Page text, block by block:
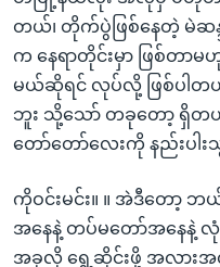
တယ်၊ တိုက်ပွဲဖြစ်နေတဲ့ မဲဆ
က နေရာတိုင်းမှာ ဖြစ်တ
မယ်ဆိုရင် လုပ်လို့ ဖြစ်ပါတ
ဘူး သို့သော် တခုတော့ ရှိတယ်
တော်တော်လေးကို နည်းပါး
ကိုဝင်းမင်း။ ။ အဲဒီတော့
အနေနဲ့ တပ်မတော်အနေနဲ့
အခုလို ရွှေ့ဆိုင်းဖို့ အလားအလ